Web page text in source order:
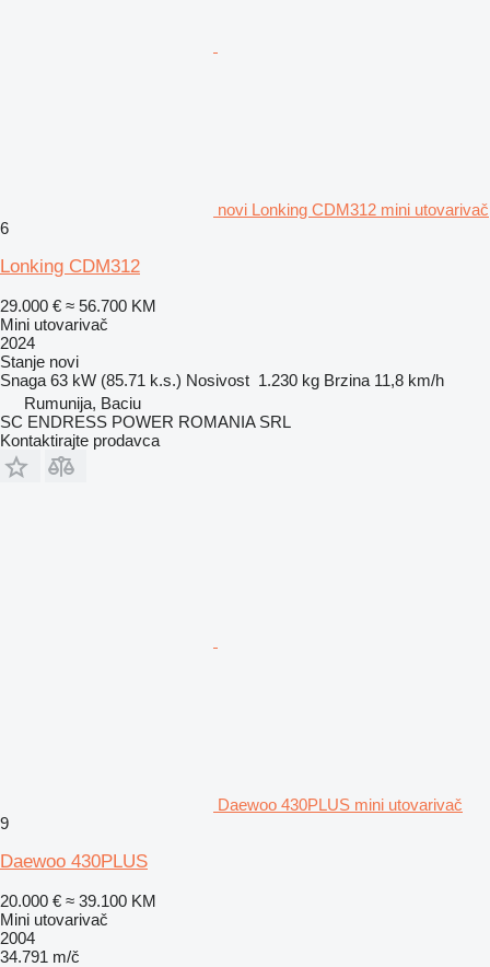
novi Lonking CDM312 mini utovarivač
6
Lonking CDM312
29.000 € ≈ 56.700 KM
Mini utovarivač
2024
Stanje novi
Snaga 63 kW (85.71 k.s.) Nosivost 1.230 kg Brzina 11,8 km/h
Rumunija, Baciu
SC ENDRESS POWER ROMANIA SRL
Kontaktirajte prodavca
Daewoo 430PLUS mini utovarivač
9
Daewoo 430PLUS
20.000 € ≈ 39.100 KM
Mini utovarivač
2004
34.791 m/č